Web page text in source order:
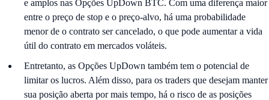
e amplos nas Opções UpDown BTC. Com uma diferença maior
entre o preço de stop e o preço-alvo, há uma probabilidade
menor de o contrato ser cancelado, o que pode aumentar a vida
útil do contrato em mercados voláteis.
Entretanto, as Opções UpDown também tem o potencial de
limitar os lucros. Além disso, para os traders que desejam manter
sua posição aberta por mais tempo, há o risco de as posições